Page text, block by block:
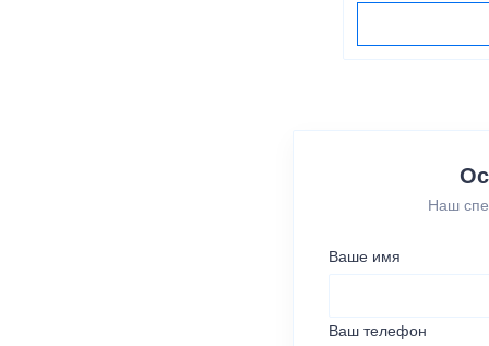
Наш
Ваше имя
Ваш телефон